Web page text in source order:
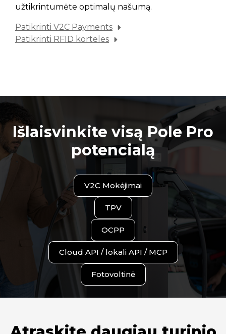
užtikrintumėte optimalų našumą.
Patikrinti V2C Payments
Patikrinti RFID korteles
Išlaisvinkite visą Pole Pro
potencialą
V2C Mokėjimai
TPV
OCPP
Cloud API / lokali API / MCP
Fotovoltinė